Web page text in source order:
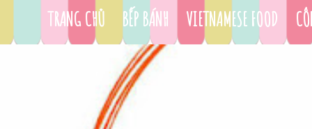
TRANG CHỦ BẾP BÁNH VIETNAMESE FOOD